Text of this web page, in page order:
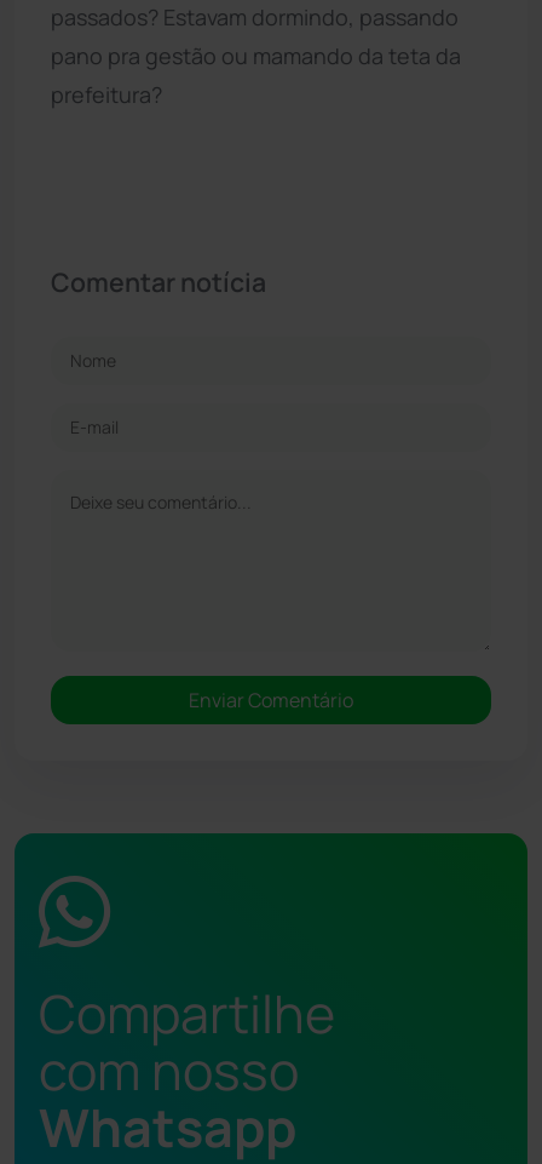
passados? Estavam dormindo, passando
pano pra gestão ou mamando da teta da
prefeitura?
Comentar notícia
Compartilhe
com nosso
Whatsapp